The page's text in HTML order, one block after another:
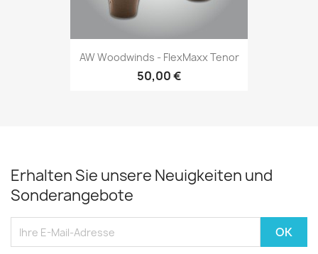
AW Woodwinds - FlexMaxx Tenor
50,00 €
Erhalten Sie unsere Neuigkeiten und
Sonderangebote